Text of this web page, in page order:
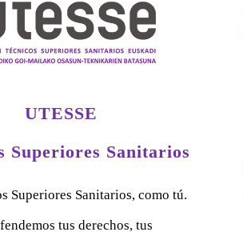
UTESSE
Superiores Sanitarios
Superiores Sanitarios, como tú.
tus derechos, tus